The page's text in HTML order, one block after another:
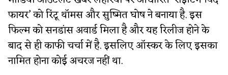
फायर’ को रिंटू थॉमस और सुष्मित घोष ने बनाया है. इस
फिल्म को सनडांस अवार्ड मिला है और यह रिलीज होने के
बाद से ही काफी चर्चा में है. इसलिए ऑस्कर के लिए इसका
नामित होना कोई अचरज नहीं था.